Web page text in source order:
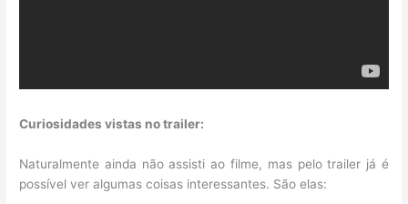
Curiosidades vistas no trailer:
Naturalmente ainda não assisti ao filme, mas pelo trailer já é
possível ver algumas coisas interessantes. São elas: